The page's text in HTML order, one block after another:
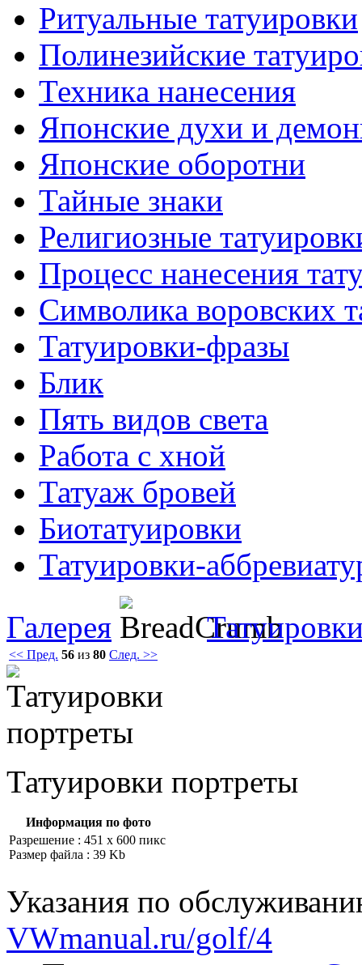
Ритуальные тaтуировки
Полинезийские
Техникa нанесения
Японские духи и
Японские оборотни
Тайные знаки
Религиозные
Процесс нанесения
Символикa воровских
Татуировки-фразы
Блик
Пять видов светa
Работa с хнoй
Татуаж бровей
Биотaтуировки
Татуировки-
Галерея
<< Пред. 56 из 80 След. >>
Татуировки портреты
Информация по фото
Разрешение : 451 x 600 пикс
Размер файла : 39 Kb
Указания по
VWmanual.ru/golf/4